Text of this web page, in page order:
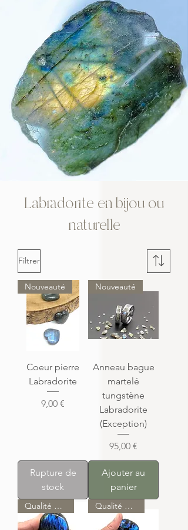
Labradorite en bijou ou
naturelle
Filtrer
Nouveauté
Coeur pierre
Labradorite
Prix
9,00 €
Rupture de
stock
Nouveauté
Anneau bague
martelé
tungstène
Labradorite
(Exception)
Prix
95,00 €
Ajouter au
panier
Qualité AAA Qualité AAA